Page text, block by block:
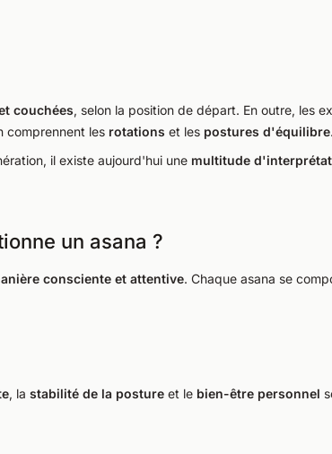
couchées, selon la position de départ. En outre, les
comprennent les rotations et les postures d'équilibre.
il existe aujourd'hui une multitude
un asana ?
consciente et attentive. Chaque asana se
, la stabilité de la posture et le bien-être personnel